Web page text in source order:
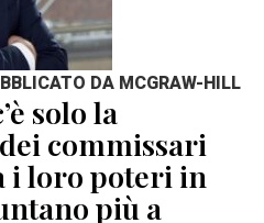
DA MCGRAW-HILL
solo la
commissari
i loro poteri in
più a